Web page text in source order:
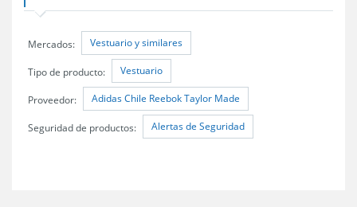
Mercados: Vestuario y similares
Tipo de producto: Vestuario
Proveedor: Adidas Chile Reebok Taylor Made
Seguridad de productos: Alertas de Seguridad